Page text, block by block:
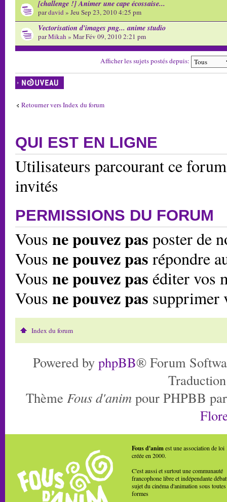
[challenge !] Animer une cape écossaise...
pardavid» Jeu Sep 23, 2010 4:25 pm
Vectorisation d'images png... anime studio
parMikah» Mar Fév 09, 2010 2:21 pm
Afficher les sujets postés depuis:
Écrire un nouveau
sujet
Retourner vers Index du forum
QUI EST EN LIGNE
Utilisateurs parcourant ce
invités
PERMISSIONS DU FORUM
Vous ne pouvez pas poster de
Vous ne pouvez pas répondre
Vous ne pouvez pas éditer vos
Vous ne pouvez pas supprimer
Index du forum
Powered by phpBB® Forum
Thème Fous d'anim pour PHPBB
Fous d'animest une association de loi
créée en 2000.
C'est aussi et surtout une communauté
francophone libre et indépendante
sujet du cinéma d'animation sous toutes
formes